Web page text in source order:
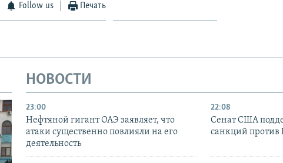
Follow us Печать
НОВОСТИ
23:00
Нефтяной гигант ОАЭ заявляет, что
атаки существенно повлияли на его
деятельность
22:08
Сенат США
санкций против